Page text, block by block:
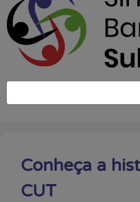
Conheça a
CUT